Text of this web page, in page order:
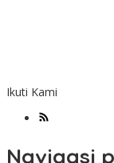
Ikuti Kami
Navigasi